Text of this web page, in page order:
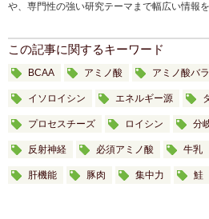
や、専門性の強い研究テーマまで幅広い情報
この記事に関するキーワード
BCAA アミノ酸 アミノ酸バ
イソロイシン エネルギー源
プロセスチーズ ロイシン 分
反射神経 必須アミノ酸 牛乳
肝機能 豚肉 集中力 鮭